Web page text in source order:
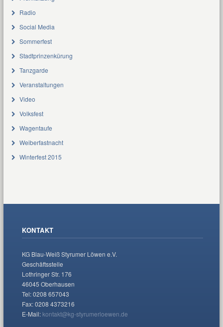
Radio
Social Media
Sommerfest
Stadtprinzenkürung
Tanzgarde
Veranstaltungen
Video
Volksfest
Wagentaufe
Weiberfastnacht
Winterfest 2015
KONTAKT
KG Blau-Weiß Styrumer Löwen e.V.
Geschäftsstelle
Lothringer Str. 176
46045 Oberhausen
Tel: 0208 657043
Fax: 0208 4373216
E-Mail: kontakt@kg-styrumerloewen.de